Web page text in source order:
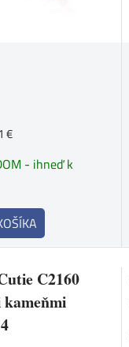
€
- ihneď k
C2160
kameňmi